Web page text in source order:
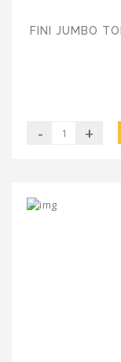
FINI JUMBO
- +